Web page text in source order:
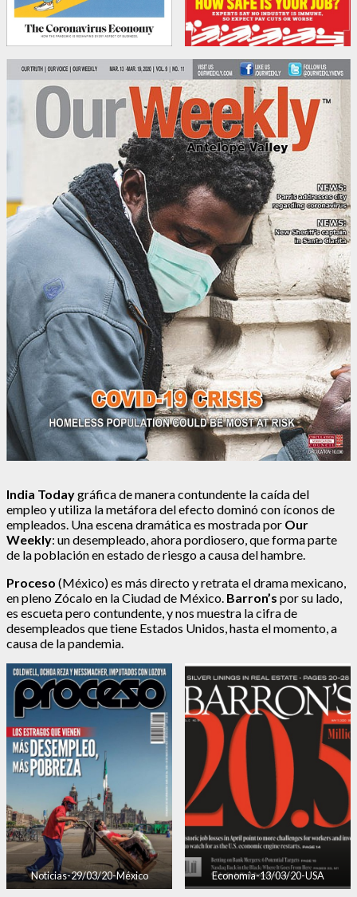
India Todaygráfica de manera contundente la caída del
empleo y utiliza la metáfora del efecto dominó con íconos de
empleados. Una escena dramática es mostrada por Our
Weekly: un desempleado, ahora pordiosero, que forma parte
de la población en estado de riesgo a causa del hambre.
Proceso (México) es más directo y retrata el drama mexicano,
en pleno Zócalo en la Ciudad de México. Barron’s por su lado,
es escueta pero contundente, y nos muestra la cifra de
desempleados que tiene Estados Unidos, hasta el momento, a
causa de la pandemia.
Noticias-29/03/20-México Economía-13/03/20-USA